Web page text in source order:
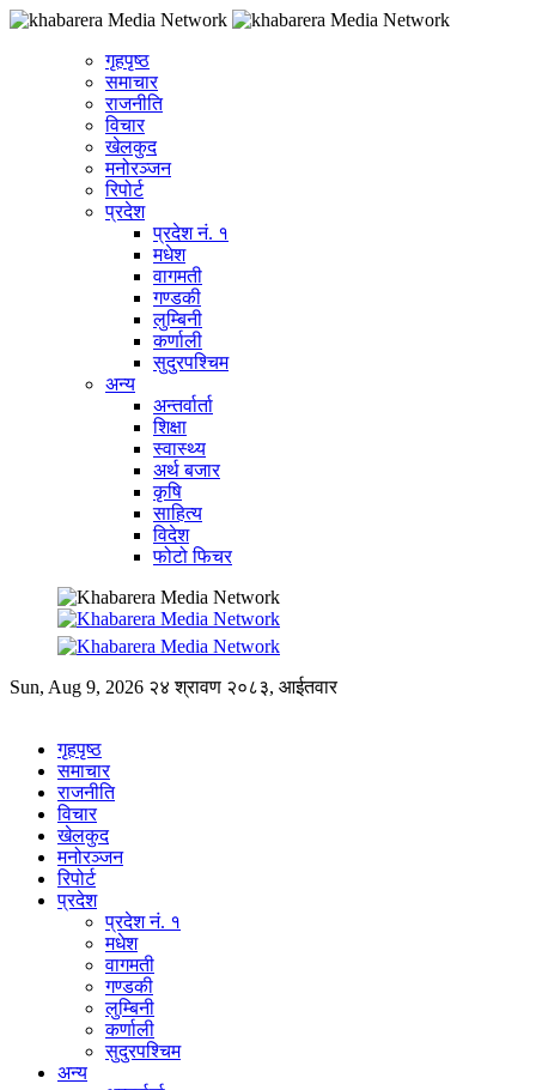
गृहपृष्ठ
समाचार
राजनीति
विचार
खेलकुद
मनोरञ्जन
रिपोर्ट
प्रदेश
प्रदेश नं. १
मधेश
वागमती
गण्डकी
लुम्बिनी
कर्णाली
सुदुरपश्चिम
अन्य
अन्तर्वार्ता
शिक्षा
स्वास्थ्य
अर्थ बजार
कृषि
साहित्य
विदेश
फोटो फिचर
Sun, Aug 9, 2026 २४ श्रावण २०८३, आईतवार
गृहपृष्ठ
समाचार
राजनीति
विचार
खेलकुद
मनोरञ्जन
रिपोर्ट
प्रदेश
प्रदेश नं. १
मधेश
वागमती
गण्डकी
लुम्बिनी
कर्णाली
सुदुरपश्चिम
अन्य